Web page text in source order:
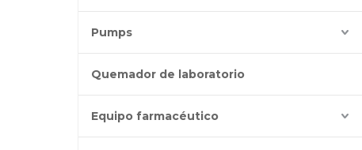
Pumps
Quemador de laboratorio
Equipo farmacéutico